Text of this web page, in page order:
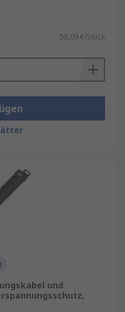
58,09 €/Stück
und